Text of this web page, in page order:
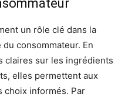
un rôle clé dans la
consommateur. En
claires sur les ingrédients
elles permettent aux
choix informés. Par